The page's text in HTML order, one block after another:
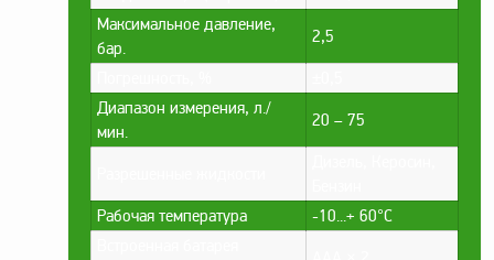
з/ч и комплектующие
Резервуарное
Запорная арматура
Насосы и насосные
Устройства слива и
Максимальное давление,
бар.
2,5
Диапазон измерения, л./
мин.
20 – 75
Рабочая температура
-10...+ 60°C